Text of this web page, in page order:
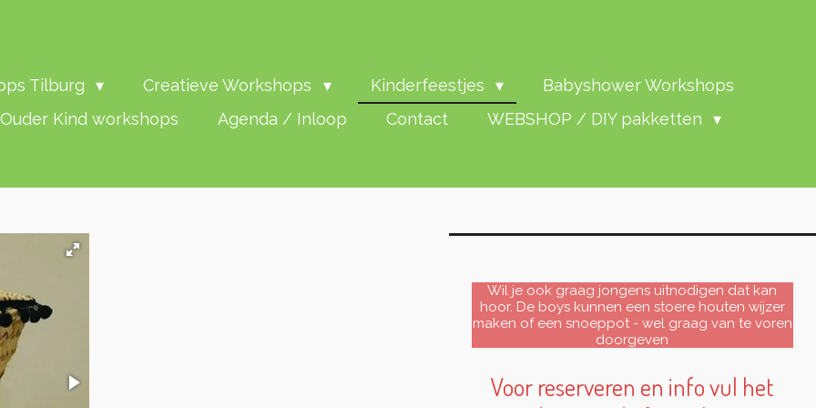
Tilburg Creatieve Workshops Kinderfeestjes
Babyshower Workshops
Ouder Kind workshops Agenda / Inloop Contact WEBSHOP / DIY pakketten
Wil je ook graag jongens uitnodigen dat kan
hoor. De boys kunnen een stoere houten wijzer
maken of een snoeppot - wel graag van te voren
doorgeven
Voor reserveren en info vul het